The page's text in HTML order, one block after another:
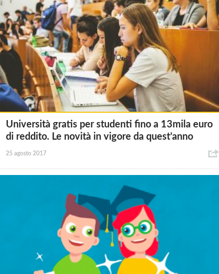
Università gratis per studenti fino a 13mila euro
di reddito. Le novità in vigore da quest’anno
25 agosto 2017